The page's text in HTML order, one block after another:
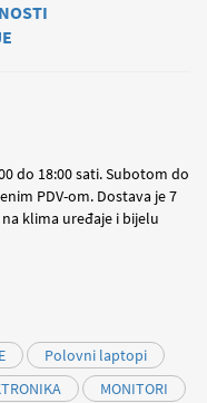
do 18:00 sati. Subotom do
PDV-om. Dostava je 7
klima uređaje i bijelu
Polovni laptopi
MONITORI